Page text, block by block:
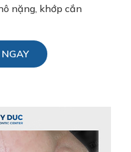
nặng, khớp cắn